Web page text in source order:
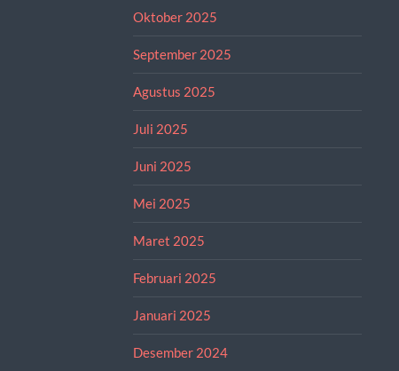
Oktober 2025
September 2025
Agustus 2025
Juli 2025
Juni 2025
Mei 2025
Maret 2025
Februari 2025
Januari 2025
Desember 2024